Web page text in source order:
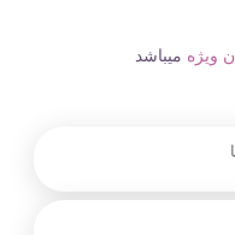
ویژه میباشد